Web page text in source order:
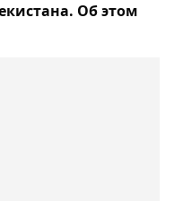
Об этом